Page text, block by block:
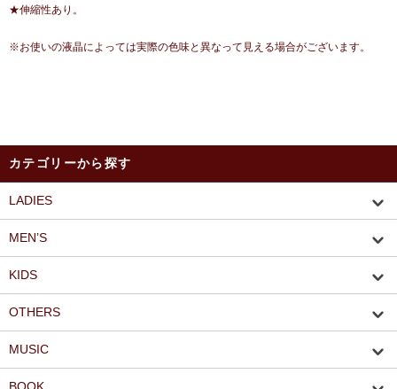
★伸縮性あり。
※お使いの液晶によっては実際の色味と異なって見える場合がございます。
カテゴリーから探す
LADIES
MEN’S
KIDS
OTHERS
MUSIC